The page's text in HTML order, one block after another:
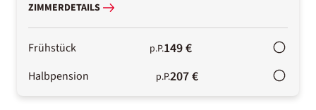
ZIMMERDETAILS
Frühstück p.P.149 €
Halbpension p.P.207 €